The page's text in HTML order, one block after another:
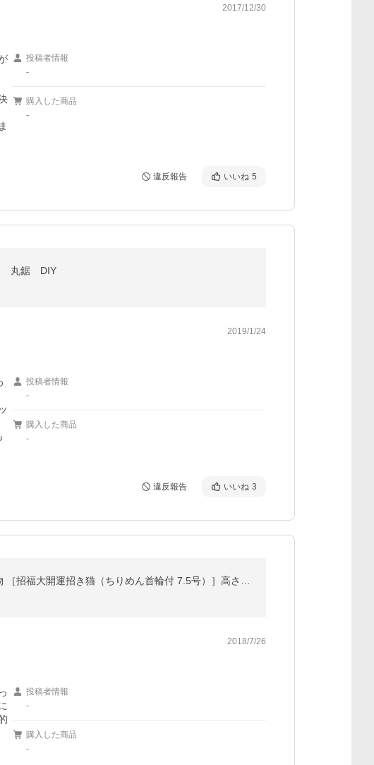
2017/12/30
投稿者情報
-
購入した商品
-
違反報告 いいね 5
丸鋸 DIY
2019/1/24
投稿者情報
-
購入した商品
-
違反報告 いいね 3
2018/7/26
投稿者情報
-
購入した商品
-